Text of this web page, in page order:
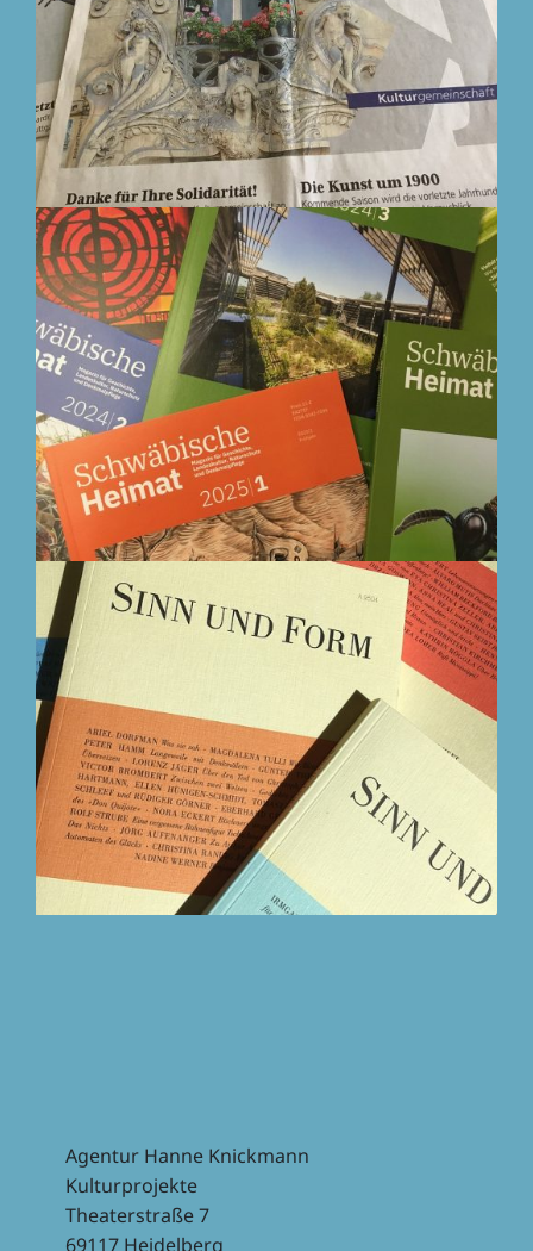
Agentur Hanne Knickmann
Kulturprojekte
Theaterstraße 7
69117 Heidelberg